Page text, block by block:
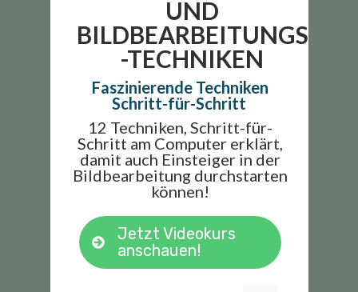
UND
BILDBEARBEITUNGS
-TECHNIKEN
Faszinierende Techniken
Schritt-für-Schritt
12 Techniken, Schritt-für-
Schritt am Computer erklärt,
damit auch Einsteiger in der
Bildbearbeitung durchstarten
können!
Jetzt Videokurs
anschauen!